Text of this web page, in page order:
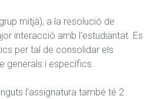
mitjà), a la resolució de
interacció amb l'estudiantat. Es
per tal de consolidar els
generals i específics.
l'assignatura també té 2